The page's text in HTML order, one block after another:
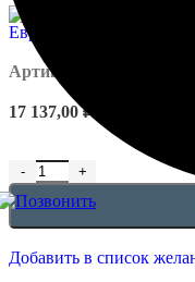
Артикул:
17 137,00₽
Добавить в список